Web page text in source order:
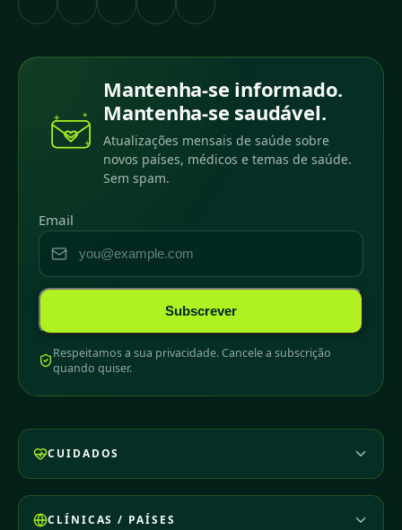
Mantenha-se informado.
Mantenha-se saudável.
Atualizações mensais de saúde sobre
novos países, médicos e temas de saúde.
Sem spam.
Email
Subscrever
Respeitamos a sua privacidade. Cancele a subscrição
quando quiser.
CUIDADOS
CLÍNICAS / PAÍSES